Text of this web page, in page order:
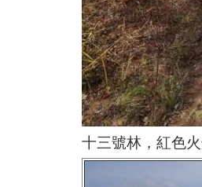
十三號林，紅色